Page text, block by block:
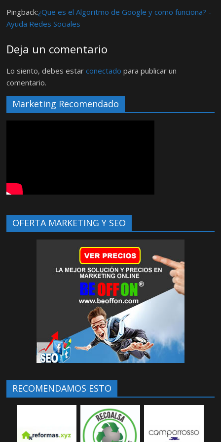
Pingback:¿Que es el Algoritmo de Google y como funciona? -
Ayuda Redes Sociales
Deja un comentario
Lo siento, debes estarconectado para publicar un
comentario.
Marketing Recomendado
OFERTA MARKETING Y SEO
RECOMENDAMOS ESTO